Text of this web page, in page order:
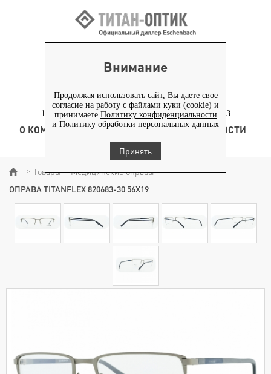
Внимание
Продолжая использовать сайт, Вы даете свое
согласие на работу с файлами куки (cookie) и
принимаете Политику конфиденциальности
и Политику обработки персональных данных
Принять
+7 (495) 653-82-70
117186, г. Москва, Севастопольский проспект, д. 23
О КОМПАНИИ ТОВАРЫ ТЕХНОЛОГИЯ
НОВОСТИ
КОНТЕНТ
> Товары > Медицинские оправы >
ОПРАВА TITANFLEX 820683-30 56Х19